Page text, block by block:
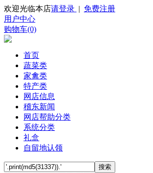
欢迎光临本店请登录 | 免费注册
用户中心
购物车(0)
首页
蔬菜类
家禽类
特产类
网店信息
稽东新闻
网店帮助分类
系统分类
礼盒
自留地认领